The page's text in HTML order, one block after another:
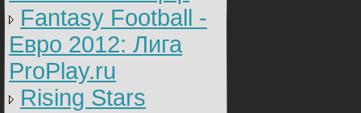
Fantasy Football -
Евро 2012: Лига
ProPlay.ru
Rising Stars